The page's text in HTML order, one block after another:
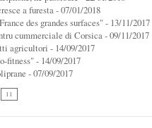
a furesta- 07/01/2018
des grandes surfaces"- 13/11/2017
cummerciale di Corsica- 09/11/2017
agricultori - 14/09/2017
fitness"- 14/09/2017
- 07/09/2017
11